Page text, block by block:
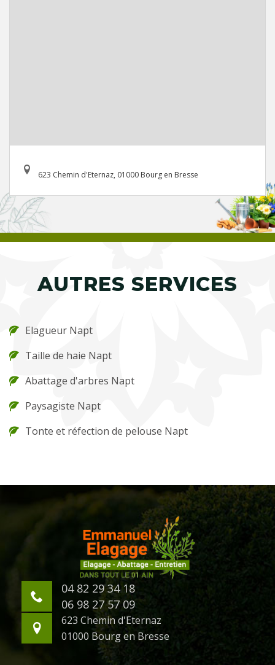
623 Chemin d'Eternaz, 01000 Bourg en Bresse
AUTRES SERVICES
Elagueur Napt
Taille de haie Napt
Abattage d'arbres Napt
Paysagiste Napt
Tonte et réfection de pelouse Napt
04 82 29 34 18
06 98 27 57 09
623 Chemin d'Eternaz
01000 Bourg en Bresse